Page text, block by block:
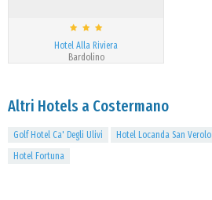
Hotel Alla Riviera
Bardolino
Altri Hotels a Costermano
Golf Hotel Ca' Degli Ulivi Hotel Locanda San Verolo
Hotel Fortuna